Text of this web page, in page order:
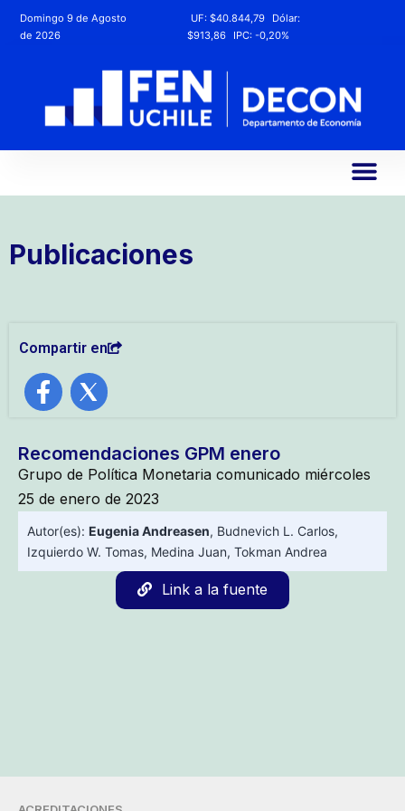
Domingo 9 de Agosto
de 2026
UF:$40.844,79
Dólar:
$913,86
IPC:-0,20%
Publicaciones
Compartir en
Recomendaciones GPM enero
Grupo de Política Monetaria comunicado miércoles
25 de enero de 2023
Autor(es): Eugenia Andreasen, Budnevich L. Carlos,
Izquierdo W. Tomas, Medina Juan, Tokman Andrea
Link a la fuente